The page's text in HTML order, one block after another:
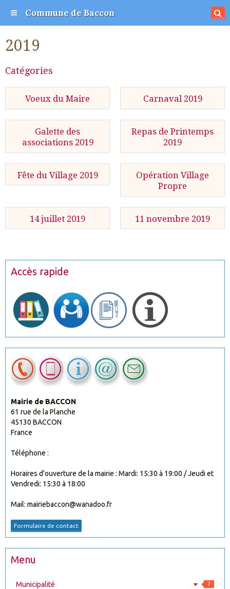
Commune de Baccon
2019
Catégories
Voeux du Maire Carnaval 2019
Galette des
associations 2019
Repas de Printemps
2019
Fête du Village 2019
Opération Village
Propre
14 juillet 2019 11 novembre 2019
Accès rapide
Mairie de BACCON
61 rue de la Planche
45130 BACCON
France
Téléphone :
Horaires d'ouverture de la mairie : Mardi: 15:30 à 19:00 / Jeudi et
Vendredi: 15:30 à 18:00
Mail: mairiebaccon@wanadoo.fr
Formulaire de contact
Menu
Municipalité 7